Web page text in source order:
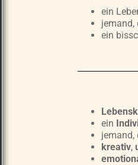
ein
jemand,
ein
ein
jemand,
kreativ,